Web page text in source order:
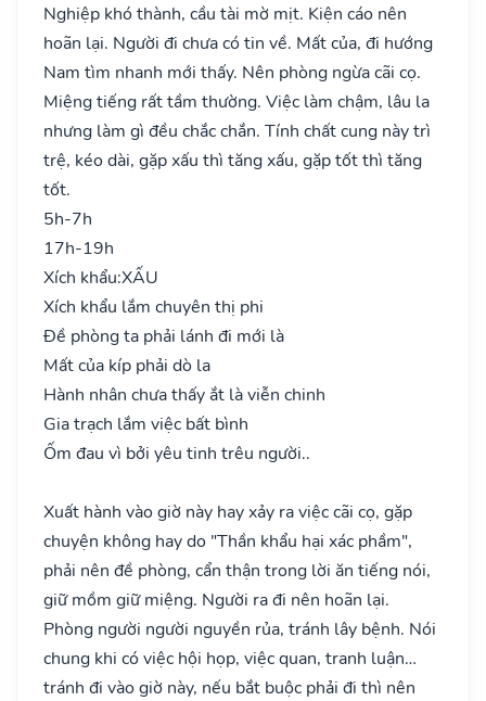
Nghiệp khó thành, cầu tài mờ mịt. Kiện cáo nên
hoãn lại. Người đi chưa có tin về. Mất của, đi hướng
Nam tìm nhanh mới thấy. Nên phòng ngừa cãi cọ.
Miệng tiếng rất tầm thường. Việc làm chậm, lâu la
nhưng làm gì đều chắc chắn. Tính chất cung này trì
trệ, kéo dài, gặp xấu thì tăng xấu, gặp tốt thì tăng
tốt.
5h-7h
17h-19h
Xích khẩu:XẤU
Xích khẩu lắm chuyên thị phi
Đề phòng ta phải lánh đi mới là
Mất của kíp phải dò la
Hành nhân chưa thấy ắt là viễn chinh
Gia trạch lắm việc bất bình
Ốm đau vì bởi yêu tinh trêu người..
Xuất hành vào giờ này hay xảy ra việc cãi cọ, gặp
chuyện không hay do "Thần khẩu hại xác phầm",
phải nên đề phòng, cẩn thận trong lời ăn tiếng nói,
giữ mồm giữ miệng. Người ra đi nên hoãn lại.
Phòng người người nguyền rủa, tránh lây bệnh. Nói
chung khi có việc hội họp, việc quan, tranh luận…
tránh đi vào giờ này, nếu bắt buộc phải đi thì nên